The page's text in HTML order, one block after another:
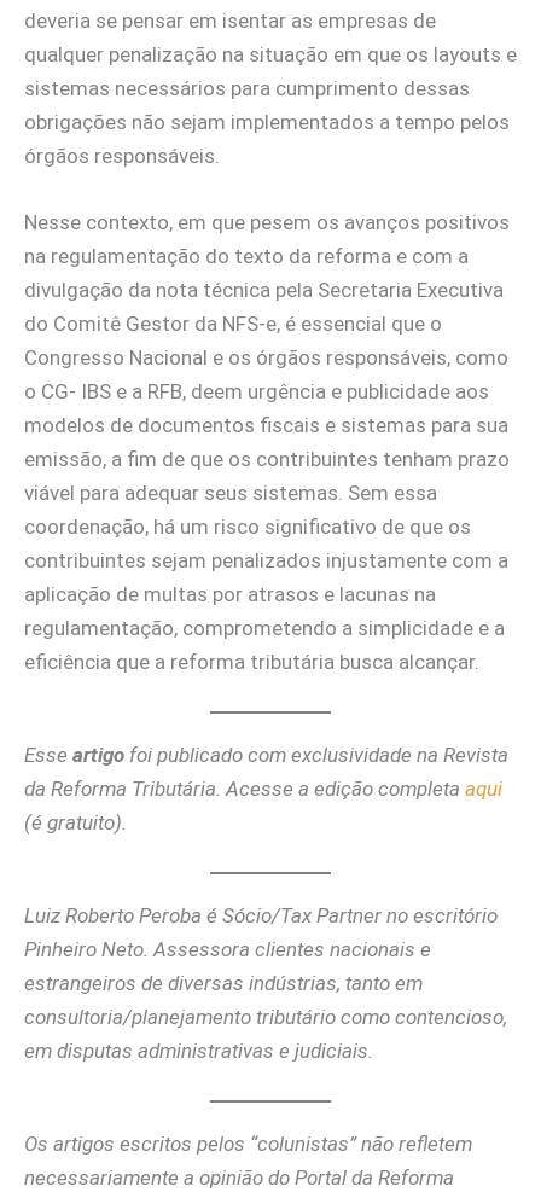
deveria se pensar em isentar as empresas de
qualquer penalização na situação em que os layouts e
sistemas necessários para cumprimento dessas
obrigações não sejam implementados a tempo pelos
órgãos responsáveis.
Nesse contexto, em que pesem os avanços positivos
na regulamentação do texto da reforma e com a
divulgação da nota técnica pela Secretaria Executiva
do Comitê Gestor da NFS-e, é essencial que o
Congresso Nacional e os órgãos responsáveis, como
o CG- IBS e a RFB, deem urgência e publicidade aos
modelos de documentos fiscais e sistemas para sua
emissão, a fim de que os contribuintes tenham prazo
viável para adequar seus sistemas. Sem essa
coordenação, há um risco significativo de que os
contribuintes sejam penalizados injustamente com a
aplicação de multas por atrasos e lacunas na
regulamentação, comprometendo a simplicidade e a
eficiência que a reforma tributária busca alcançar.
Esse artigo foi publicado com exclusividade na Revista
da Reforma Tributária. Acesse a edição completa aqui
(é gratuito).
Luiz Roberto Peroba é Sócio/Tax Partner no escritório
Pinheiro Neto. Assessora clientes nacionais e
estrangeiros de diversas indústrias, tanto em
consultoria/planejamento tributário como contencioso,
em disputas administrativas e judiciais.
Os artigos escritos pelos “colunistas” não refletem
necessariamente a opinião do Portal da Reforma